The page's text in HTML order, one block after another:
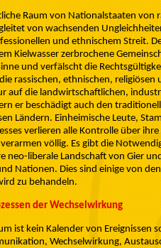
Raum von Nationalstaaten
von wachsenden
und ethnischem Streit.
Kielwasser zerbrochene
und verfälscht die
rassischen, ethnischen,
auf die landwirtschaftlichen,
er beschädigt auch den
Ländern. Einheimische Leute,
verlieren alle Kontrolle über
völlig. Es gibt die
neo-liberale Landschaft von Gier
Nationen. Dies sind einige von
zu behandeln.
der Wechselwirkung
ist kein Kalender von Ereignissen
Wechselwirkung,